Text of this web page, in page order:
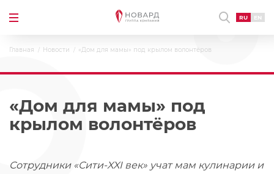
RU EN
Главная Новости «Дом для мамы» под крылом волонтёров
«Дом для мамы» под
крылом волонтёров
Сотрудники «Сити-XXI век» учат мам кулинарии и